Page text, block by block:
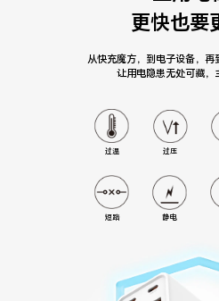
更快也要
从快充魔方，到电子设备，再
让用电隐患无处可藏，
过温 过压
短路 静电